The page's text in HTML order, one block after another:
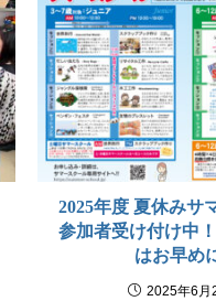
2025年度 夏休みサ
参加者受け付け中
はお早め
2025年6月